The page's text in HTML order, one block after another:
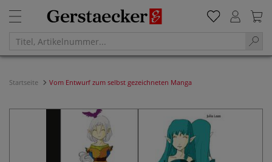
Startseite Vom Entwurf zum selbst gezeichneten Manga